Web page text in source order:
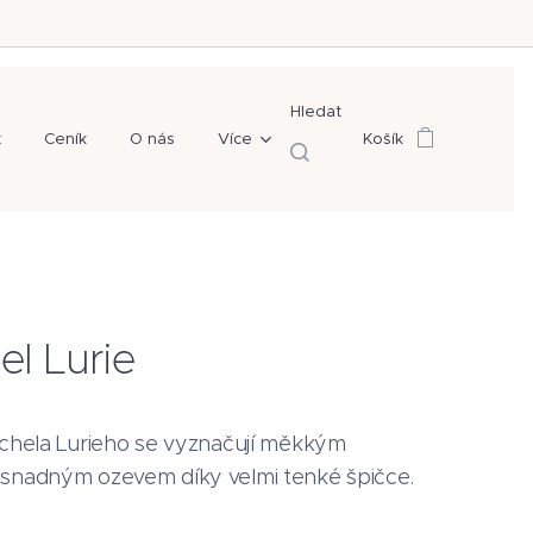
Ceník O nás Více
Hledat
Košík
Lurie
Lurieho se vyznačují měkkým
ozevem díky velmi tenké špičce.